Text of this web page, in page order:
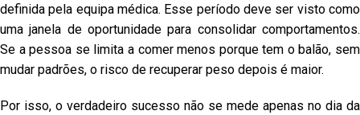
definida pela equipa médica. Esse período deve ser visto como
uma janela de oportunidade para consolidar comportamentos.
Se a pessoa se limita a comer menos porque tem o balão, sem
mudar padrões, o risco de recuperar peso depois é maior.
Por isso, o verdadeiro sucesso não se mede apenas no dia da